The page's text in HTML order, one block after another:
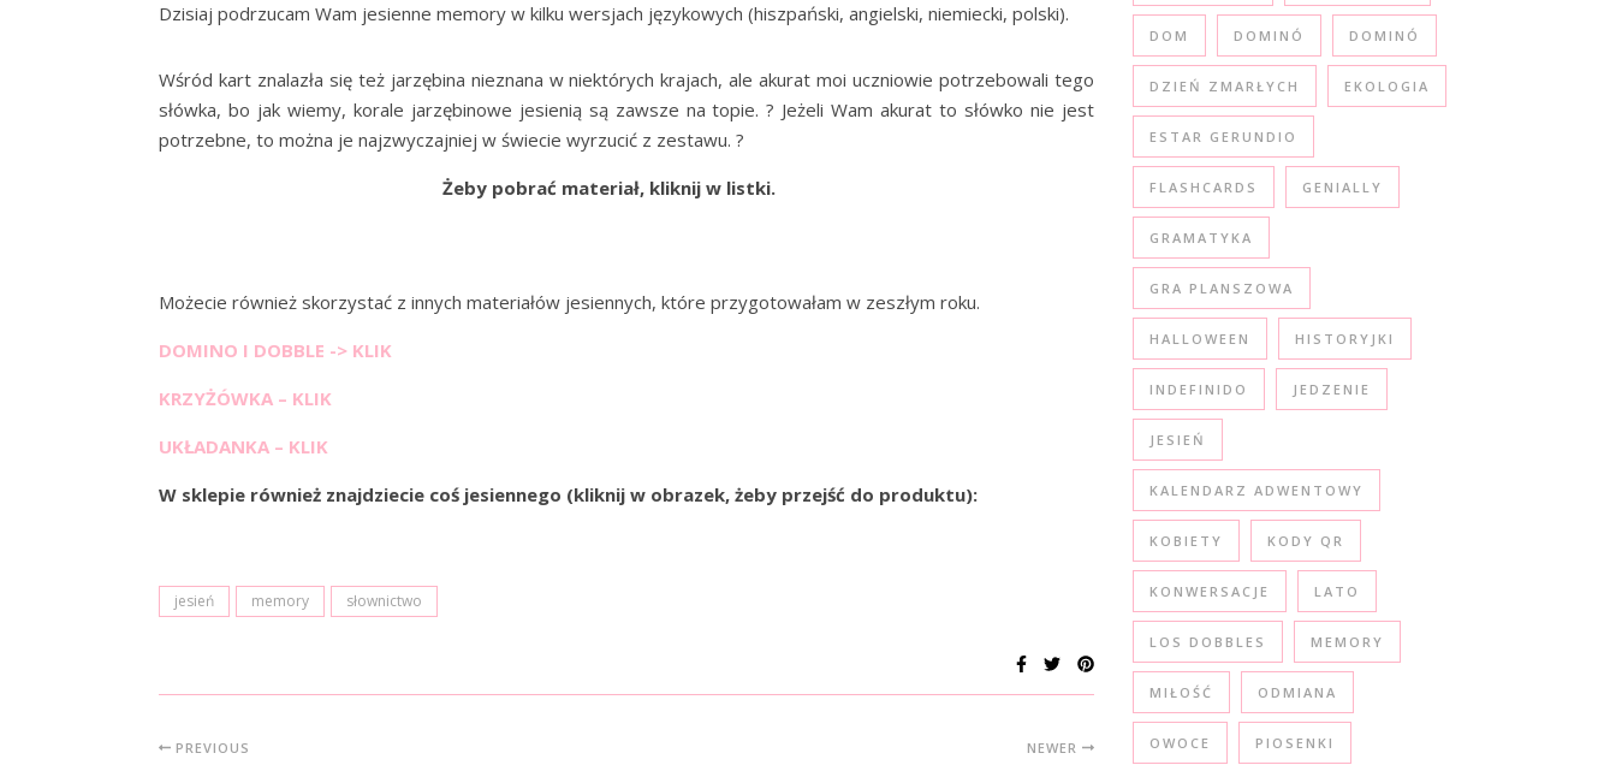
Dzisiaj podrzucam Wam jesienne memory w kilku wersjach językowych (hiszpański, angielski, niemiecki, polski).
Wśród kart znalazła się też jarzębina nieznana w niektórych krajach, ale akurat moi uczniowie potrzebowali tego
słówka, bo jak wiemy, korale jarzębinowe jesienią są zawsze na topie. ? Jeżeli Wam akurat to słówko nie jest
potrzebne, to można je najzwyczajniej w świecie wyrzucić z zestawu. ?
Żeby pobrać materiał, kliknij w listki.
Możecie również skorzystać z innych materiałów jesiennych, które przygotowałam w zeszłym roku.
DOMINO I DOBBLE -> KLIK
KRZYŻÓWKA – KLIK
UKŁADANKA – KLIK
W sklepie również znajdziecie coś jesiennego (kliknij w obrazek, żeby przejść do produktu):
jesień memory słownictwo
PREVIOUS NEWER
DOM DOMINÓ DOMINÓ
DZIEŃ ZMARŁYCH EKOLOGIA
ESTAR GERUNDIO
FLASHCARDS GENIALLY
GRAMATYKA
GRA PLANSZOWA
HALLOWEEN HISTORYJKI
INDEFINIDO JEDZENIE
JESIEŃ
KALENDARZ ADWENTOWY
KOBIETY KODY QR
KONWERSACJE LATO
LOS DOBBLES MEMORY
MIŁOŚĆ ODMIANA
OWOCE PIOSENKI